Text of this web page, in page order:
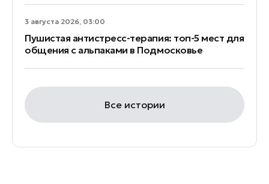
3 августа 2026, 03:00
Пушистая антистресс-терапия: топ-5 мест для
общения с альпаками в Подмосковье
Все истории